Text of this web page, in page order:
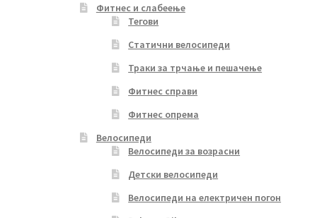
Фитнес и слабеење
Тегови
Статични велосипеди
Траки за трчање и пешачење
Фитнес справи
Фитнес опрема
Велосипеди
Велосипеди за возрасни
Детски велосипеди
Велосипеди на електричен погон